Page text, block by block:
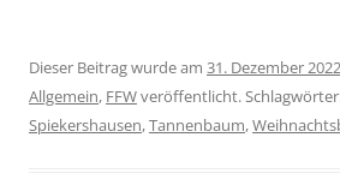
Dieser Beitrag wurde am 31. Dezember 2022
Allgemein, FFWveröffentlicht.
Spiekershausen,Tannenbaum,